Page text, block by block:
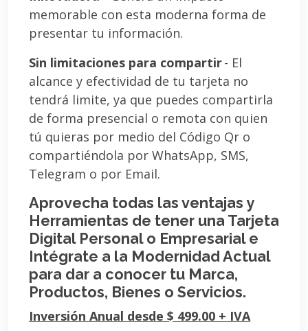
memorable con esta moderna forma de
presentar tu información.
Sin limitaciones para compartir- El
alcance y efectividad de tu tarjeta no
tendrá limite, ya que puedes compartirla
de forma presencial o remota con quien
tú quieras por medio del Código Qr o
compartiéndola por WhatsApp, SMS,
Telegram o por Email.
Aprovecha todas las ventajas y
Herramientas de tener una Tarjeta
Digital Personal o Empresarial e
Intégrate a la Modernidad Actual
para dar a conocer tu Marca,
Productos, Bienes o Servicios.
Inversión Anual desde $ 499.00 + IVA